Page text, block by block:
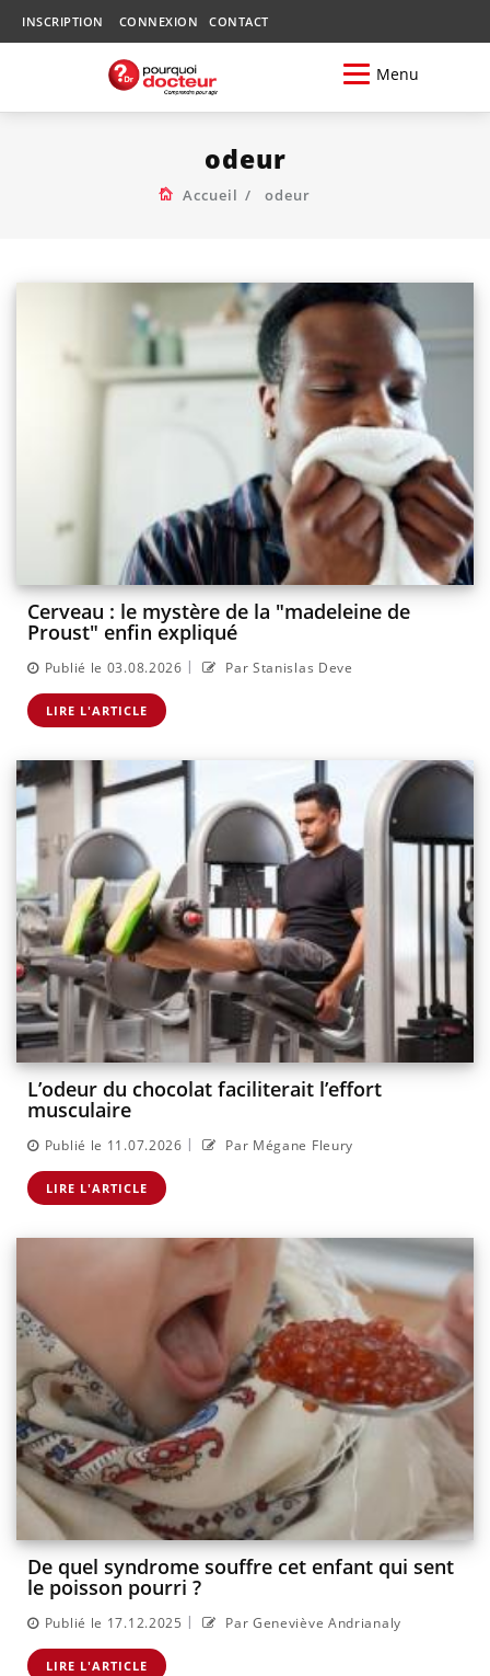
INSCRIPTION CONNEXION CONTACT
Menu
odeur
Accueil odeur
Cerveau : le mystère de la "madeleine de
Proust" enfin expliqué
Publié le 03.08.2026 | Par Stanislas Deve
LIRE L'ARTICLE
L’odeur du chocolat faciliterait l’effort
musculaire
Publié le 11.07.2026 | Par Mégane Fleury
LIRE L'ARTICLE
De quel syndrome souffre cet enfant qui sent
le poisson pourri ?
Publié le 17.12.2025 | Par Geneviève Andrianaly
LIRE L'ARTICLE